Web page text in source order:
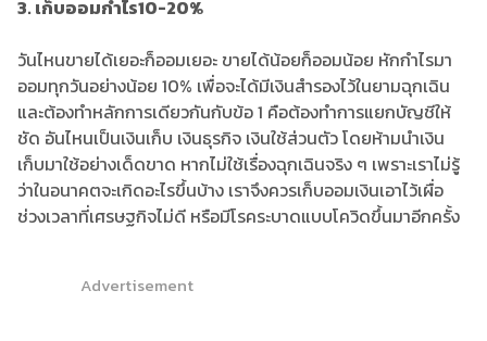
3. เก็บออมกำไร10-20%
วันไหนขายได้เยอะก็ออมเยอะ ขายได้น้อยก็ออมน้อย หักกำไรมา
ออมทุกวันอย่างน้อย 10% เพื่อจะได้มีเงินสำรองไว้ในยามฉุกเฉิน
และต้องทำหลักการเดียวกันกับข้อ 1 คือต้องทำการแยกบัญชีให้
ชัด อันไหนเป็นเงินเก็บ เงินธุรกิจ เงินใช้ส่วนตัว โดยห้ามนำเงิน
เก็บมาใช้อย่างเด็ดขาด หากไม่ใช้เรื่องฉุกเฉินจริง ๆ เพราะเราไม่รู้
ว่าในอนาคตจะเกิดอะไรขึ้นบ้าง เราจึงควรเก็บออมเงินเอาไว้เผื่อ
ช่วงเวลาที่เศรษฐกิจไม่ดี หรือมีโรคระบาดแบบโควิดขึ้นมาอีกครั้ง
Advertisement